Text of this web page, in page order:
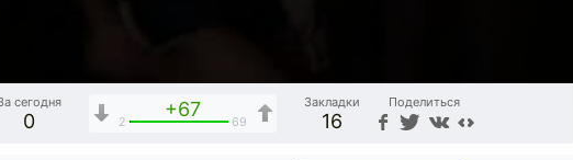
сегодня
0
+67
2 69
Закладки
16
Поделиться